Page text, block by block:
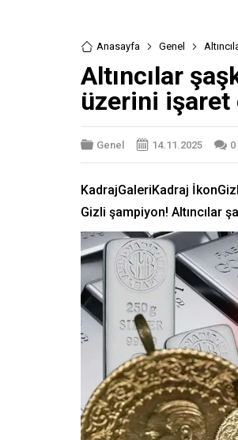
Anasayfa Genel
Altıncılar
üzerini işaret
Genel 14.11.2025 0
KadrajGaleriKadraj
Gizli şampiyon! Altıncılar